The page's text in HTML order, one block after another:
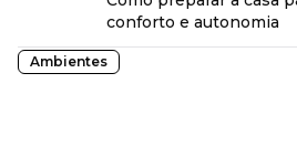
conforto e autonomia
Ambientes